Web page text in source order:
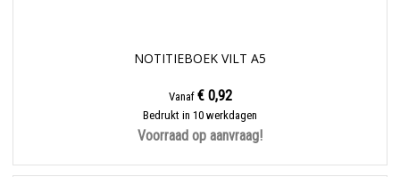
NOTITIEBOEK VILT A5
Vanaf € 0,92
Bedrukt in 10 werkdagen
Voorraad op aanvraag!